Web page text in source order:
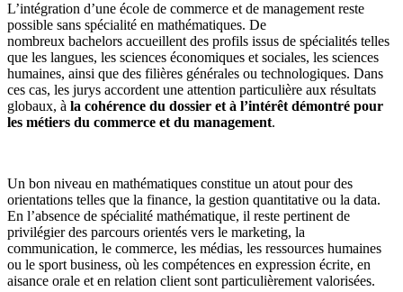
L’intégration d’une école de commerce et de management reste
possible sans spécialité en mathématiques. De
nombreux bachelors accueillent des profils issus de spécialités telles
que les langues, les sciences économiques et sociales, les sciences
humaines, ainsi que des filières générales ou technologiques. Dans
ces cas, les jurys accordent une attention particulière aux résultats
globaux, à la cohérence du dossier et à l’intérêt démontré pour
les métiers du commerce et du management.
Un bon niveau en mathématiques constitue un atout pour des
orientations telles que la finance, la gestion quantitative ou la data.
En l’absence de spécialité mathématique, il reste pertinent de
privilégier des parcours orientés vers le marketing, la
communication, le commerce, les médias, les ressources humaines
ou le sport business, où les compétences en expression écrite, en
aisance orale et en relation client sont particulièrement valorisées.